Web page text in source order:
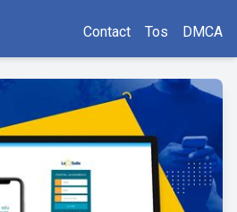
Contact Tos DMCA